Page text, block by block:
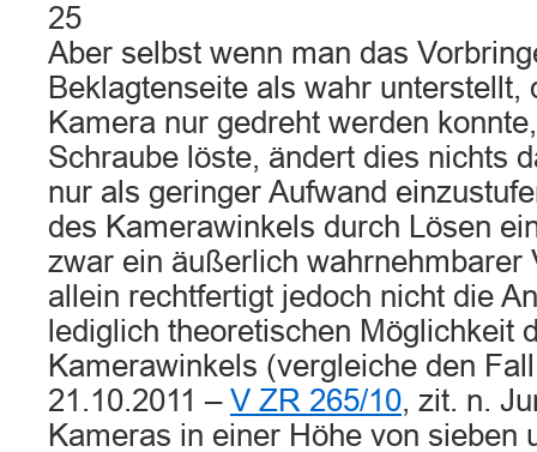
25
Aber selbst wenn man das
Beklagtenseite als wahr unterstellt,
Kamera nur gedreht werden
Schraube löste, ändert dies nichts
nur als geringer Aufwand
des Kamerawinkels durch Lösen
zwar ein äußerlich wahrnehmbarer
allein rechtfertigt jedoch nicht die
lediglich theoretischen Möglichkeit
Kamerawinkels (vergleiche den
21.10.2011 – V ZR 265/10, zit. n.
Kameras in einer Höhe von sieben